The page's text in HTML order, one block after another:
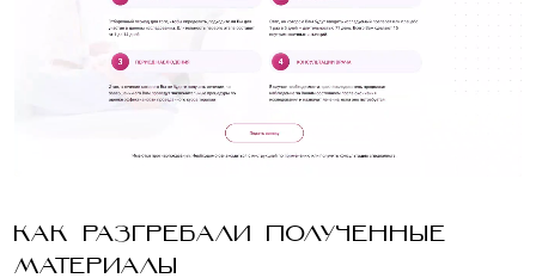
КАК РАЗГРЕБАЛИ ПОЛУЧЕННЫЕ
МАТЕРИАЛЫ